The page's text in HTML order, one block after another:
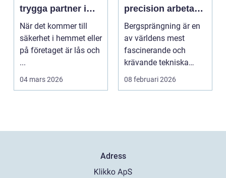
trygga partner i
huvudstaden
När det kommer till
säkerhet i hemmet eller
på företaget är lås och
...
04 mars 2026
precision arbetar
tillsammans
Bergsprängning är en
av världens mest
fascinerande och
krävande tekniska
procedu...
08 februari 2026
Adress